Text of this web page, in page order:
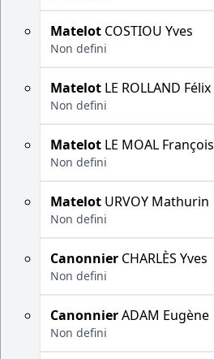
Matelot COSTIOU Yves
Non defini
Matelot LE ROLLAND Félix
Non defini
Matelot LE MOAL François
Non defini
Matelot URVOY Mathurin
Non defini
Canonnier CHARLÈS Yves
Non defini
CanonnierADAM Eugène
Non defini